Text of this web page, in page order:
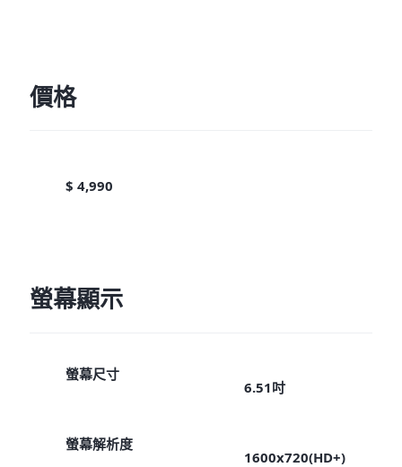
價格
$ 4,990
螢幕顯示
螢幕尺寸
6.51吋
螢幕解析度
1600x720(HD+)